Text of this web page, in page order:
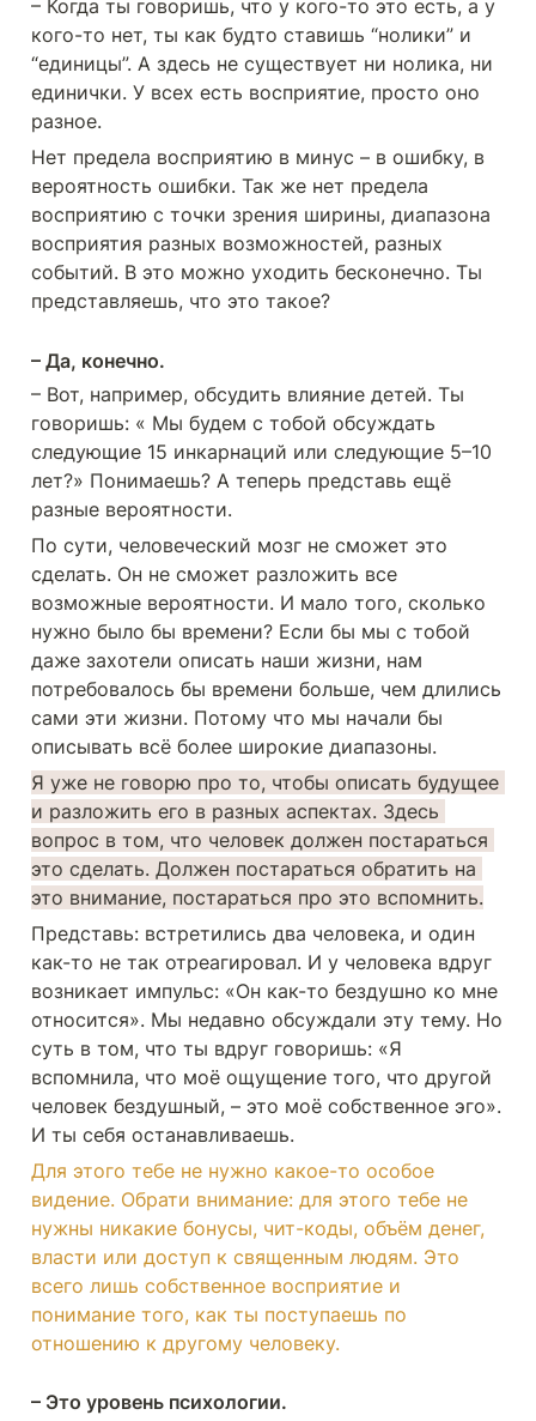
– Когда ты говоришь, что у кого-то это есть, а у
кого-то нет, ты как будто ставишь “нолики” и
“единицы”. А здесь не существует ни нолика, ни
единички. У всех есть восприятие, просто оно
разное.
Нет предела восприятию в минус – в ошибку, в
вероятность ошибки. Так же нет предела
восприятию с точки зрения ширины, диапазона
восприятия разных возможностей, разных
событий. В это можно уходить бесконечно. Ты
представляешь, что это такое?
– Да, конечно.
– Вот, например, обсудить влияние детей. Ты
говоришь: « Мы будем с тобой обсуждать
следующие 15 инкарнаций или следующие 5–10
лет?» Понимаешь? А теперь представь ещё
разные вероятности.
По сути, человеческий мозг не сможет это
сделать. Он не сможет разложить все
возможные вероятности. И мало того, сколько
нужно было бы времени? Если бы мы с тобой
даже захотели описать наши жизни, нам
потребовалось бы времени больше, чем длились
сами эти жизни. Потому что мы начали бы
описывать всё более широкие диапазоны.
Я уже не говорю про то, чтобы описать будущее
и разложить его в разных аспектах. Здесь
вопрос в том, что человек должен постараться
это сделать. Должен постараться обратить на
это внимание, постараться про это вспомнить.
Представь: встретились два человека, и один
как-то не так отреагировал. И у человека вдруг
возникает импульс: «Он как-то бездушно ко мне
относится». Мы недавно обсуждали эту тему. Но
суть в том, что ты вдруг говоришь: «Я
вспомнила, что моё ощущение того, что другой
человек бездушный, – это моё собственное эго».
И ты себя останавливаешь.
Для этого тебе не нужно какое-то особое
видение. Обрати внимание: для этого тебе не
нужны никакие бонусы, чит-коды, объём денег,
власти или доступ к священным людям. Это
всего лишь собственное восприятие и
понимание того, как ты поступаешь по
отношению к другому человеку.
– Это уровень психологии.